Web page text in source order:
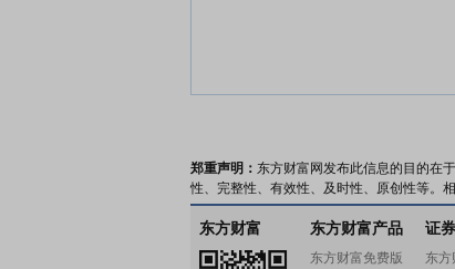
郑重声明： 东方财富网发布此信息的目的在
性、完整性、有效性、及时性、原创性等。
东方财富 东方财富产品
东方财富免费版
证
东方